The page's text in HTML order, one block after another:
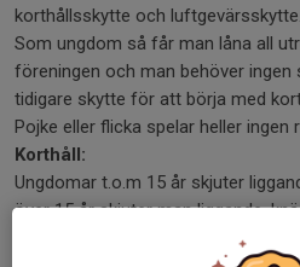
korthållsskytte och luftgevärsskytte.
Som ungdom så får man låna all
föreningen och man behöver ingen
tidigare skytte för att börja med
Pojke eller flicka spelar heller ingen
Korthåll:
Ungdomar t.o.m 15 år skjuter
över 15 år skjuter man liggande,
Korthållsskytte sker med